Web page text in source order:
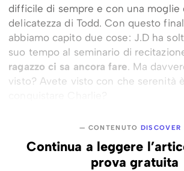
difficile di sempre e con una moglie
delicatezza di Todd. Con questo
abbiamo capito due cose: J.D ha
suo tempo al seminario di
ragazzo ci sa ancora fare. Ma
visto? Avete visto con che serenità
— CONTENUTO DISCOVER
Continua a leggere
prova gratuita